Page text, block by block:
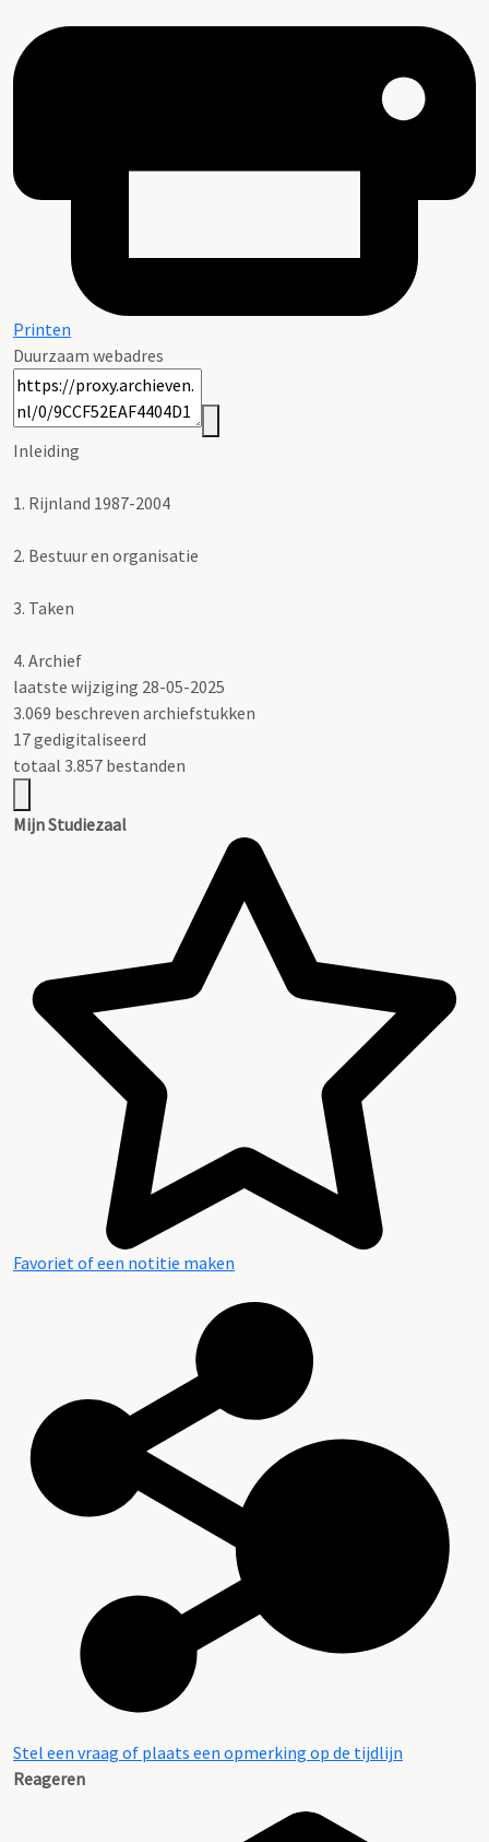
Printen
Duurzaam webadres
Inleiding
1. Rijnland 1987-2004
2. Bestuur en organisatie
3. Taken
4. Archief
laatste wijziging 28-05-2025
3.069 beschreven archiefstukken
17 gedigitaliseerd
totaal 3.857 bestanden
Mijn Studiezaal
Favoriet of een notitie maken
Stel een vraag of plaats een opmerking op de tijdlijn
Reageren